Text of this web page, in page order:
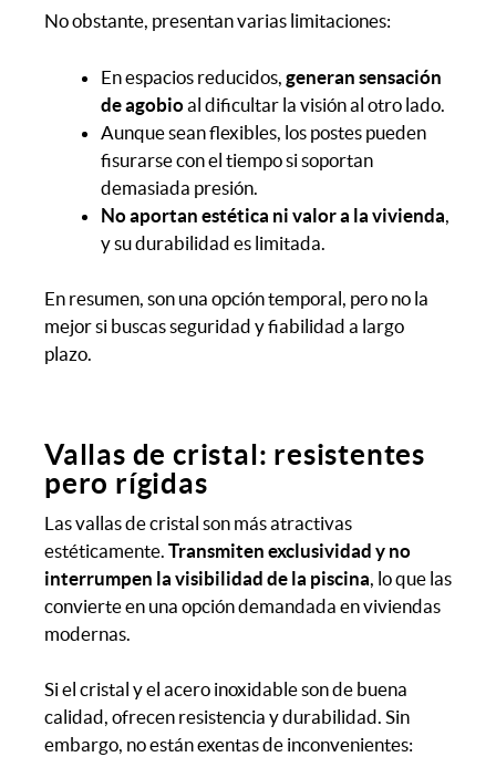
No obstante, presentan varias limitaciones:
En espacios reducidos, generan sensación
de agobioal dificultar la visión al otro lado.
Aunque sean flexibles, los postes pueden
fisurarse con el tiempo si soportan
demasiada presión.
No aportan estética ni valor a la vivienda
y su durabilidad es limitada.
En resumen, son una opción temporal, pero no la
mejor si buscas seguridad y fiabilidad a largo
plazo.
Vallas de cristal: resistentes
pero rígidas
Las vallas de cristal son más atractivas
estéticamente. Transmiten exclusividad y no
interrumpen la visibilidad de la piscina , lo que las
convierte en una opción demandada en viviendas
modernas.
Si el cristal y el acero inoxidable son de buena
calidad, ofrecen resistencia y durabilidad. Sin
embargo, no están exentas de inconvenientes: